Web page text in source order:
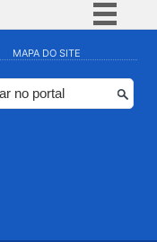
Simplifique!
Comunica BR
Participe
MAPA DO SITE